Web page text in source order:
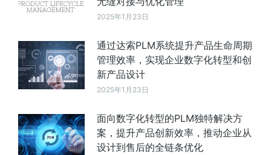
2025年1月23日
通过达索PLM系统提升产品生命周期
管理效率，实现企业数字化转型和创
新产品设计
2025年1月23日
面向数字化转型的PLM独特解决方
案，提升产品创新效率，推动企业从
设计到售后的全链条优化